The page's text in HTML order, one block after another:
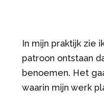
In mijn praktijk zie
patroon ontstaan
benoemen. Het
waarin mijn werk